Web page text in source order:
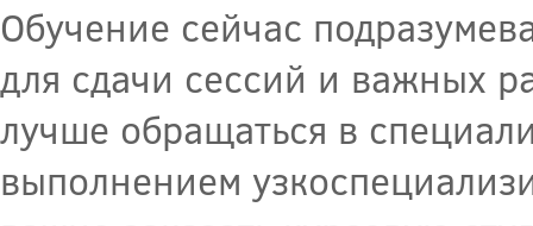
Обучение сейчас
для сдачи сессий и важных
лучше обращаться в
выполнением